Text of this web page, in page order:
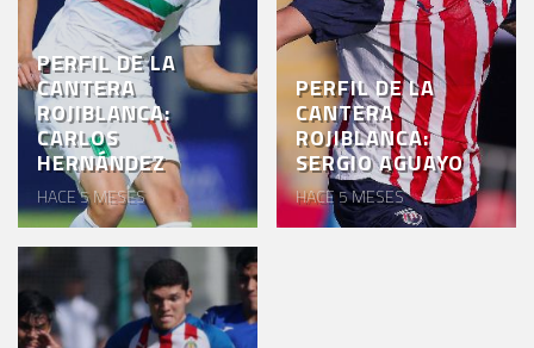
PERFIL DE LA
CANTERA
ROJIBLANCA:
CARLOS
HERNÁNDEZ
HACE 5 MESES
PERFIL DE LA
CANTERA
ROJIBLANCA:
SERGIO AGUAYO
HACE 5 MESES